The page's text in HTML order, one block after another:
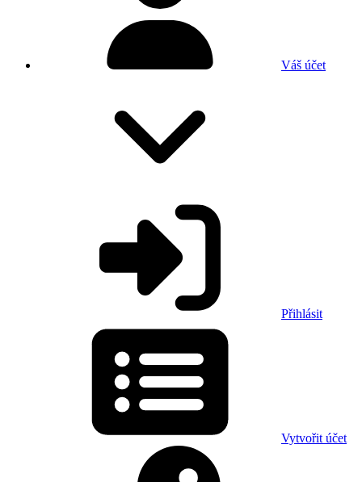
Váš účet
Přihlásit
Vytvořit účet